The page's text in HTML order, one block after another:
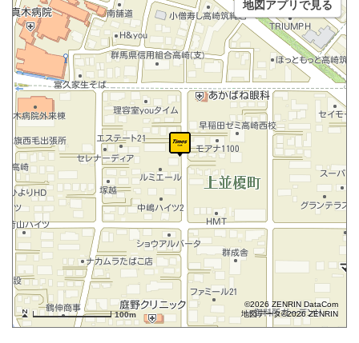
100m
©2026 ZENRIN DataCom
地図データ©2026 ZENRIN
地図アプリで見る